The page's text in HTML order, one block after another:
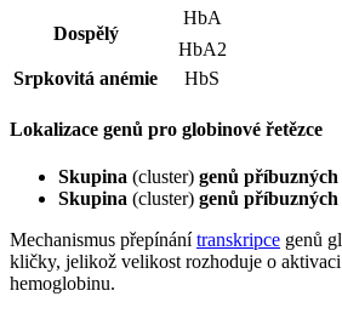
Dospělý
HbA
HbA2
Srpkovitá anémie HbS
Lokalizace genů pro globinové řetězce
Skupina (cluster) genů příbuzných
Skupina (cluster) genů příbuzných
Mechanismus přepínánítranskripce genů
kličky, jelikož velikost rozhoduje o
hemoglobinu.